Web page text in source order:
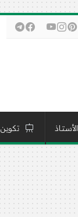
الأستاذ تكوين